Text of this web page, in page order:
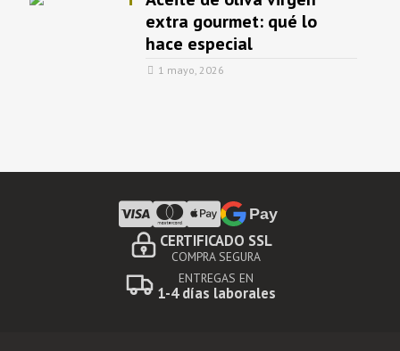
extra gourmet: qué lo
hace especial
1 mayo, 2026
Pay
CERTIFICADO SSL
COMPRA SEGURA
ENTREGAS EN
1-4 días laborales